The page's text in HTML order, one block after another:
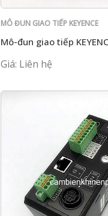
MÔ ĐUN GIAO TIẾP KEYENCE
Mô-đun giao tiếp
Giá: Liên hệ